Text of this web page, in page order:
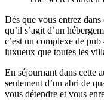
Dès que vous entrez
qu’il s’agit d’un
c’est un complexe de pub
luxueux que toutes les
En séjournant dans cette
seulement d’un abri de
vous détendre et vous